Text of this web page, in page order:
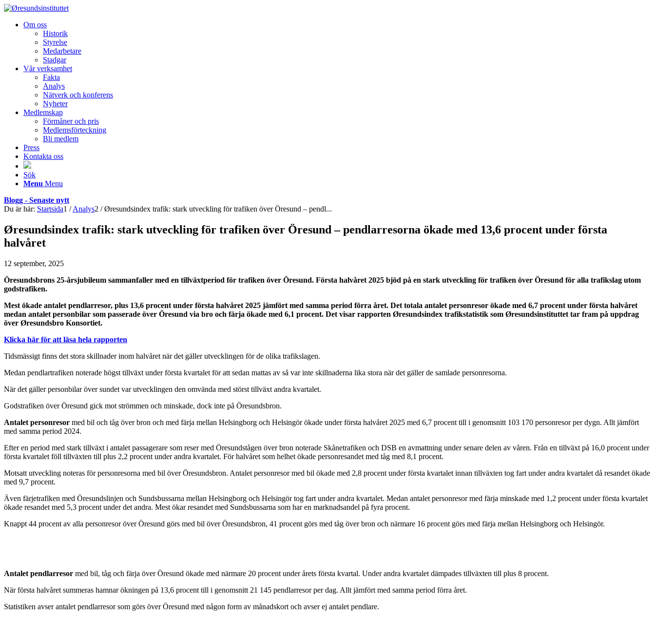
Om oss
Historik
Styrelse
Medarbetare
Stadgar
Vår verksamhet
Fakta
Analys
Nätverk och konferens
Nyheter
Medlemskap
Förmåner och pris
Medlemsförteckning
Bli medlem
Press
Kontakta oss
Sök
Menu Menu
Blogg - Senaste nytt
Du är här: Startsida1 / Analys2 / Øresundsindex trafik: stark utveckling för trafiken över Öresund – pendl...
Øresundsindex trafik: stark utveckling för trafiken över Öresund – pendlarresorna ökade med 13,6 procent under första
halvåret
12 september, 2025
Öresundsbrons 25-årsjubileum sammanfaller med en tillväxtperiod för trafiken över Öresund. Första halvåret 2025 bjöd på en stark utveckling för trafiken över Öresund för alla trafikslag utom
godstrafiken.
Mest ökade antalet pendlarresor, plus 13,6 procent under första halvåret 2025 jämfört med samma period förra året. Det totala antalet personresor ökade med 6,7 procent under första halvåret
medan antalet personbilar som passerade över Öresund via bro och färja ökade med 6,1 procent. Det visar rapporten Øresundsindex trafikstatistik som Øresundsinstituttet tar fram på uppdrag
över Øresundsbro Konsortiet.
Klicka här för att läsa hela rapporten
Tidsmässigt finns det stora skillnader inom halvåret när det gäller utvecklingen för de olika trafikslagen.
Medan pendlartrafiken noterade högst tillväxt under första kvartalet för att sedan mattas av så var inte skillnaderna lika stora när det gäller de samlade personresorna.
När det gäller personbilar över sundet var utvecklingen den omvända med störst tillväxt andra kvartalet.
Godstrafiken över Öresund gick mot strömmen och minskade, dock inte på Öresundsbron.
Antalet personresor med bil och tåg över bron och med färja mellan Helsingborg och Helsingör ökade under första halvåret 2025 med 6,7 procent till i genomsnitt 103 170 personresor per dygn. Allt jämfört
med samma period 2024.
Efter en period med stark tillväxt i antalet passagerare som reser med Öresundstågen över bron noterade Skånetrafiken och DSB en avmattning under senare delen av våren. Från en tillväxt på 16,0 procent under
första kvartalet föll tillväxten till plus 2,2 procent under andra kvartalet. För halvåret som helhet ökade personresandet med tåg med 8,1 procent.
Motsatt utveckling noteras för personresorna med bil över Öresundsbron. Antalet personresor med bil ökade med 2,8 procent under första kvartalet innan tillväxten tog fart under andra kvartalet då resandet ökade
med 9,7 procent.
Även färjetrafiken med Öresundslinjen och Sundsbussarna mellan Helsingborg och Helsingör tog fart under andra kvartalet. Medan antalet personresor med färja minskade med 1,2 procent under första kvartalet
ökade resandet med 5,3 procent under det andra. Mest ökar resandet med Sundsbussarna som har en marknadsandel på fyra procent.
Knappt 44 procent av alla personresor över Öresund görs med bil över Öresundsbron, 41 procent görs med tåg över bron och närmare 16 procent görs med färja mellan Helsingborg och Helsingör.
Antalet pendlarresor med bil, tåg och färja över Öresund ökade med närmare 20 procent under årets första kvartal. Under andra kvartalet dämpades tillväxten till plus 8 procent.
När första halvåret summeras hamnar ökningen på 13,6 procent till i genomsnitt 21 145 pendlarresor per dag. Allt jämfört med samma period förra året.
Statistiken avser antalet pendlarresor som görs över Öresund med någon form av månadskort och avser ej antalet pendlare.